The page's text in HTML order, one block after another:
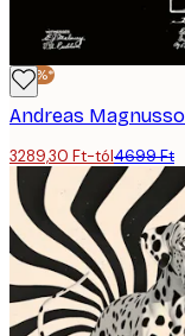
-30%*
3289,30 Ft-tól4699 Ft